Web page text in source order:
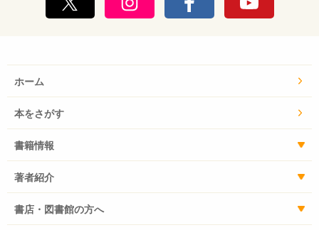
ホーム
本をさがす
書籍情報
著者紹介
書店・図書館の方へ